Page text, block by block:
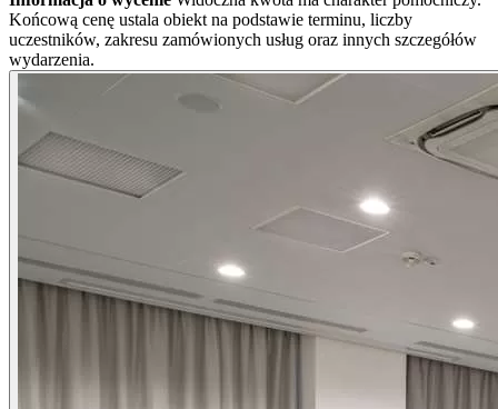
Końcową cenę ustala obiekt na podstawie terminu, liczby
uczestników, zakresu zamówionych usług oraz innych szczegółów
wydarzenia.